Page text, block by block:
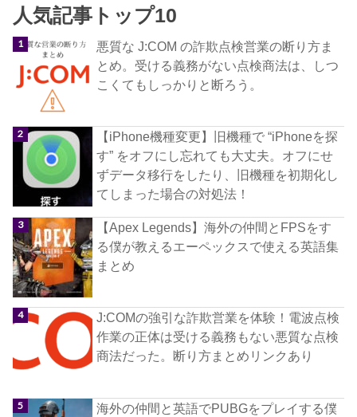
人気記事トップ10
悪質な J:COM の詐欺点検営業の断り方ま
とめ。受ける義務がない点検商法は、しつ
こくてもしっかりと断ろう。
【iPhone機種変更】旧機種で “iPhoneを探
す” をオフにし忘れても大丈夫。オフにせ
ずデータ移行をしたり、旧機種を初期化し
てしまった場合の対処法！
【Apex Legends】海外の仲間とFPSをす
る僕が教えるエーペックスで使える英語集
まとめ
J:COMの強引な詐欺営業を体験！電波点検
作業の正体は受ける義務もない悪質な点検
商法だった。断り方まとめリンクあり
海外の仲間と英語でPUBGをプレイする僕